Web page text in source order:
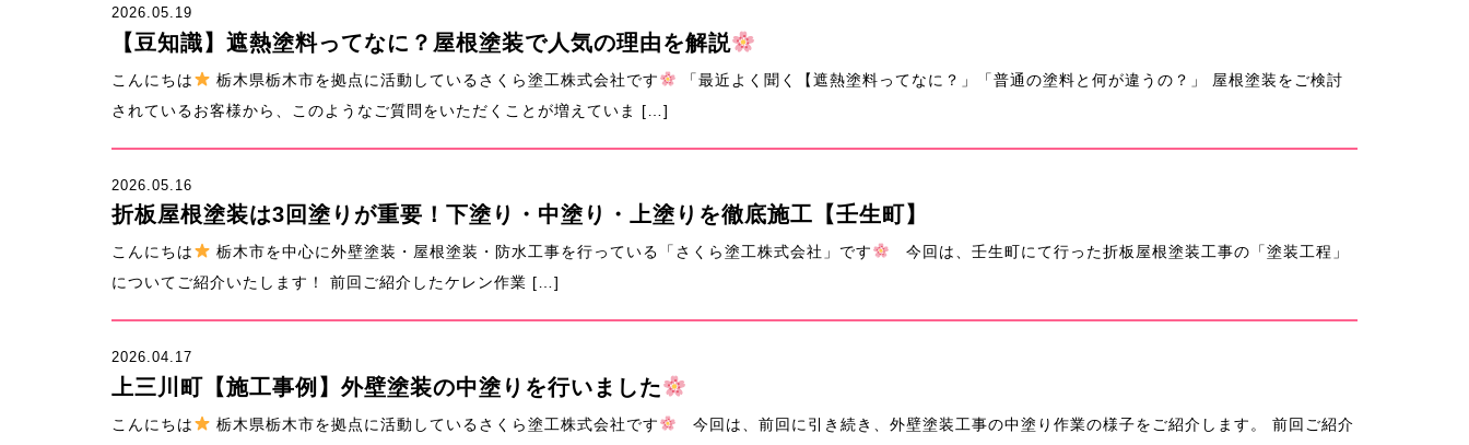
2026.05.19
【豆知識】遮熱塗料ってなに？屋根塗装で人気の理由を解説
こんにちは 栃木県栃木市を拠点に活動しているさくら塗工株式会社です
「最近よく聞く【遮熱塗料ってなに？」「普通の塗料と何が違うの？」 屋根塗装をご検討
されているお客様から、このようなご質問をいただくことが増えていま […]
2026.05.16
折板屋根塗装は3回塗りが重要！下塗り・中塗り・上塗りを徹底施工【壬生町】
こんにちは 栃木市を中心に外壁塗装・屋根塗装・防水工事を行っている「さくら塗工株式会社」です
今回は、壬生町にて行った折板屋根塗装工事の「塗装工程」
についてご紹介いたします！ 前回ご紹介したケレン作業 […]
2026.04.17
上三川町【施工事例】外壁塗装の中塗りを行いました
こんにちは 栃木県栃木市を拠点に活動しているさくら塗工株式会社です
今回は、前回に引き続き、外壁塗装工事の中塗り作業の様子をご紹介します。 前回ご紹介